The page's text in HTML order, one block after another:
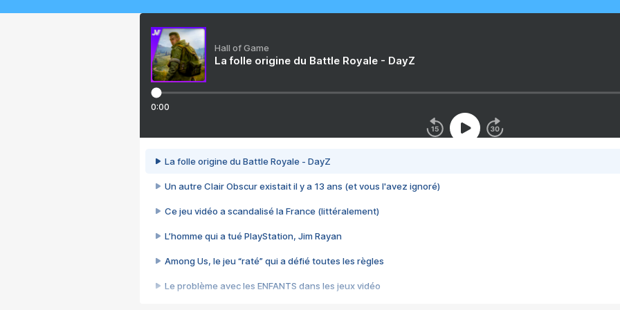
Hall of Game
La folle origine du Battle Royale - DayZ
0:00
La folle origine du Battle Royale - DayZ
Un autre Clair Obscur existait il y a 13 ans (et vous l'avez ignoré)
Ce jeu vidéo a scandalisé la France (littéralement)
L’homme qui a tué PlayStation, Jim Rayan
Among Us, le jeu “raté” qui a défié toutes les règles
Le problème avec les ENFANTS dans les jeux vidéo